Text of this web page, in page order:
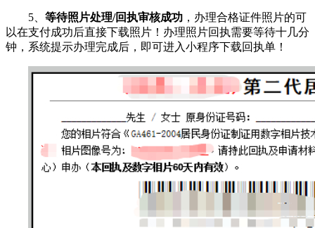
5、 等待照片处理/回执审核成功 ，办理合格证件照片的可
以在支付成功后直接下载照片！办理照片回执需要等待十几分
钟，系统提示办理完成后，即可进入小程序下载回执单！